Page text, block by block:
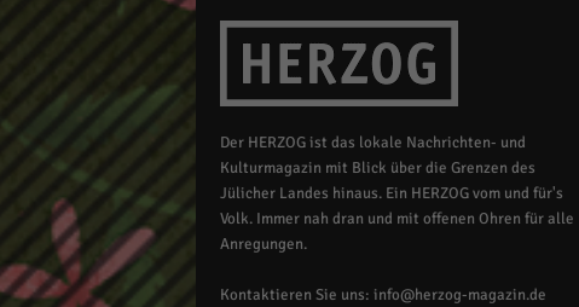
Der HERZOG ist das lokale Nachrichten- und
Kulturmagazin mit Blick über die Grenzen des
Jülicher Landes hinaus. Ein HERZOG vom und für's
Volk. Immer nah dran und mit offenen Ohren für alle
Anregungen.
Kontaktieren Sie uns: info@herzog-magazin.de